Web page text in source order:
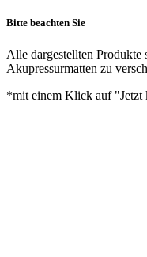
Bitte beachten Sie
Alle dargestellten Produkte
Akupressurmatten zu
*mit einem Klick auf "Jetzt